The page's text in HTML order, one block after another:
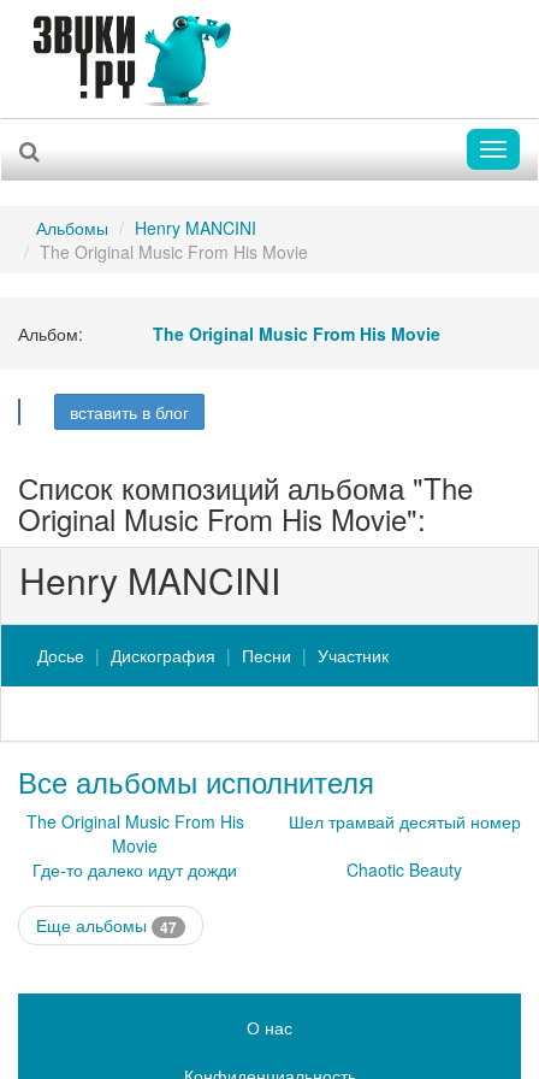
Альбомы
Henry MANCINI
The Original Music From His Movie
Альбом: The Original Music From His Movie
вставить в блог
Список композиций альбома "The
Original Music From His Movie":
Henry MANCINI
Досье Дискография Песни Участник
Все альбомы исполнителя
The Original Music From His
Movie
Шел трамвай десятый номер
Где-то далеко идут дожди
Chaotic Beauty
Еще альбомы 47
О нас